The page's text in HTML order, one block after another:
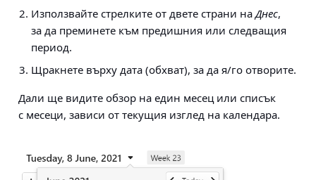
Използвайте стрелките от двете страни на Днес,
за да преминете към предишния или следващия
период.
Щракнете върху дата (обхват), за да я/го отворите.
Дали ще видите обзор на един месец или списък
с месеци, зависи от текущия изглед на календара.